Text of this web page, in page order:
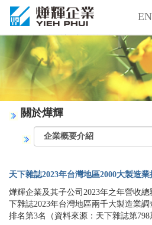
EN
關於燁輝
天下雜誌2023年台灣地區2000大製造
燁輝企業及其子公司2023年之年營收
下雜誌2023年台灣地區兩千大製造業
排名第3名（資料來源：天下雜誌第798